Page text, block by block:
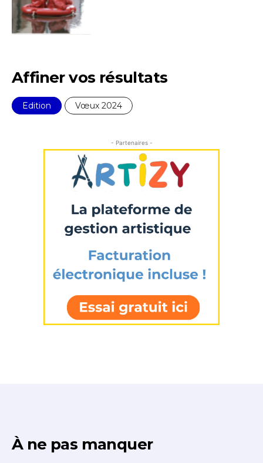
Nom
* Champ obligatoire
Adresse email*
Nom
Prénom
Statut / Organisation
J'accepte lestermes et conditions
* Champ obligatoire
Affiner vos résultats
Edition Vœux 2024
- Partenaires -
À ne pas manquer